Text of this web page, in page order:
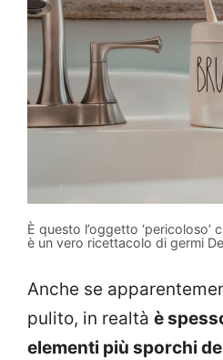
È questo l’oggetto ‘pericoloso’
è un vero ricettacolo di germi
Anche se
pulito, in realtà è
elementi più sporchi